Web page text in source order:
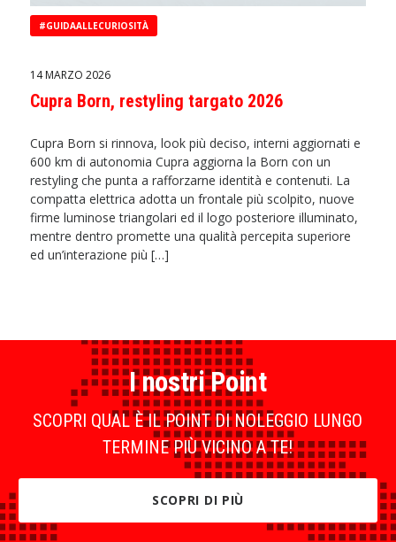
#GUIDAALLECURIOSITÀ
14 MARZO 2026
Cupra Born, restyling targato 2026
Cupra Born si rinnova, look più deciso, interni aggiornati e
600 km di autonomia Cupra aggiorna la Born con un
restyling che punta a rafforzarne identità e contenuti. La
compatta elettrica adotta un frontale più scolpito, nuove
firme luminose triangolari ed il logo posteriore illuminato,
mentre dentro promette una qualità percepita superiore
ed un’interazione più […]
I nostri Point
SCOPRI QUAL È IL POINT DI NOLEGGIO LUNGO
TERMINE PIÙ VICINO A TE!
SCOPRI DI PIÙ